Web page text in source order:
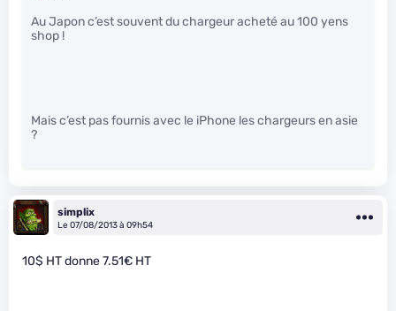
Au Japon c’est souvent du chargeur acheté au 100 yens
shop !
Mais c’est pas fournis avec le iPhone les chargeurs en asie
?
simplix
Le 07/08/2013 à 09h54
10$ HT donne 7.51€ HT